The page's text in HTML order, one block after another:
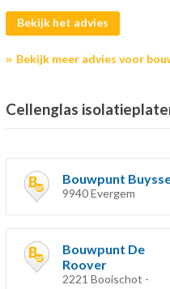
Bekijk het advies
Bekijk meer advies voor
Cellenglas
Bouwpunt
9940 Evergem
Bouwpunt De
Roover
2221 Booischot -